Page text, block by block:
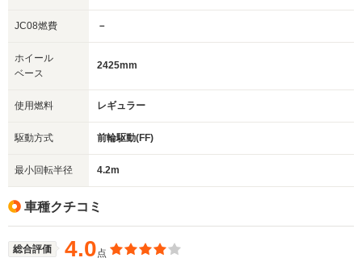
JC08燃費 －
ホイール
ベース
2425mm
使用燃料 レギュラー
駆動方式 前輪駆動(FF)
最小回転半径 4.2m
車種クチコミ
総合評価 4.0点